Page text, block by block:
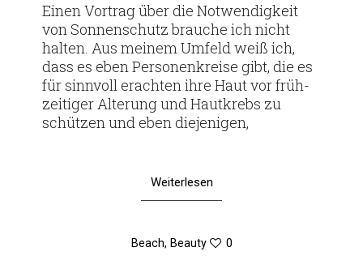
Einen Vor­trag über die Not­wen­dig­keit
von Son­nen­schutz brauche ich nicht
halten. Aus meinem Umfeld weiß ich,
dass es eben Per­so­nen­kreise gibt, die es
für sinn­voll erachten ihre Haut vor früh­
zei­tiger Alte­rung und Haut­krebs zu
schützen und eben diejenigen,
Weiterlesen
Beach, Beauty 0